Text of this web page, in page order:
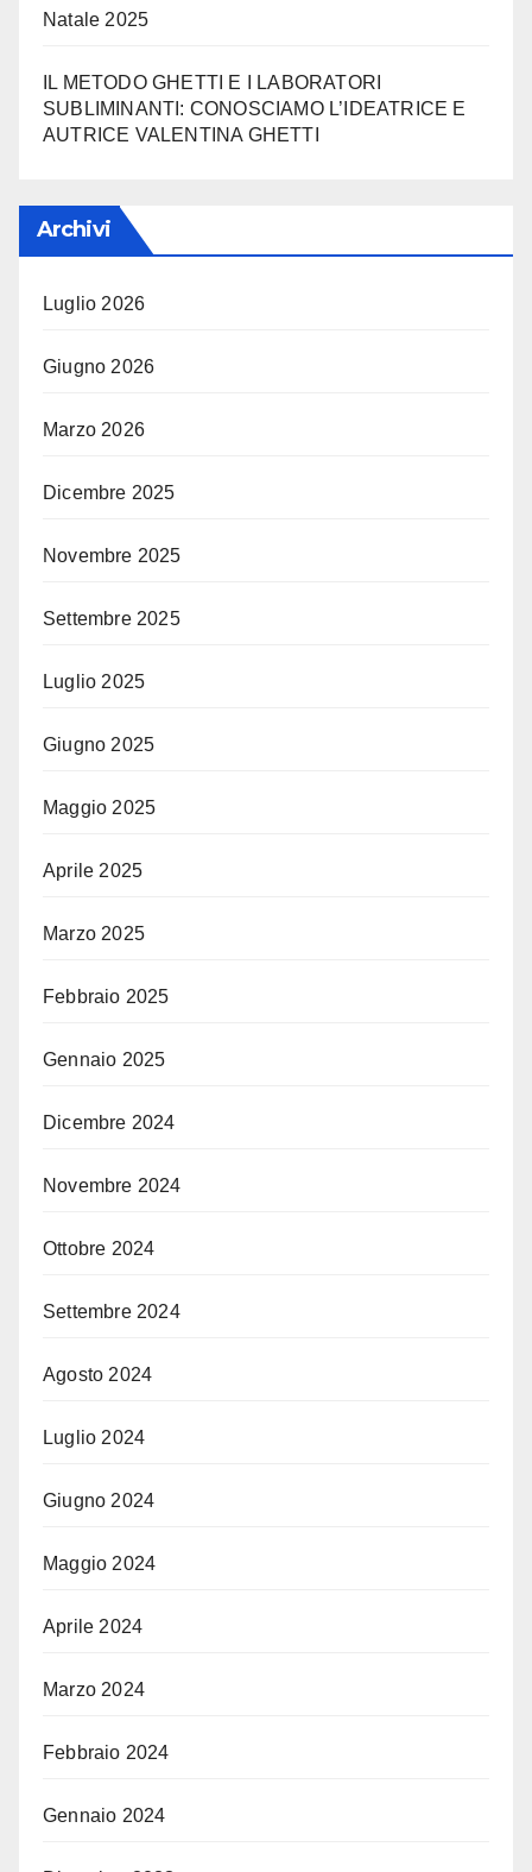
Natale 2025
IL METODO GHETTI E I LABORATORI
SUBLIMINANTI: CONOSCIAMO L’IDEATRICE E
AUTRICE VALENTINA GHETTI
Archivi
Luglio 2026
Giugno 2026
Marzo 2026
Dicembre 2025
Novembre 2025
Settembre 2025
Luglio 2025
Giugno 2025
Maggio 2025
Aprile 2025
Marzo 2025
Febbraio 2025
Gennaio 2025
Dicembre 2024
Novembre 2024
Ottobre 2024
Settembre 2024
Agosto 2024
Luglio 2024
Giugno 2024
Maggio 2024
Aprile 2024
Marzo 2024
Febbraio 2024
Gennaio 2024